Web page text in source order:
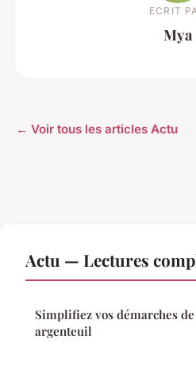
ECRIT
Mya
← Voir tous les articles Actu
Actu — Lectures
Simplifiez vos démarches
argenteuil